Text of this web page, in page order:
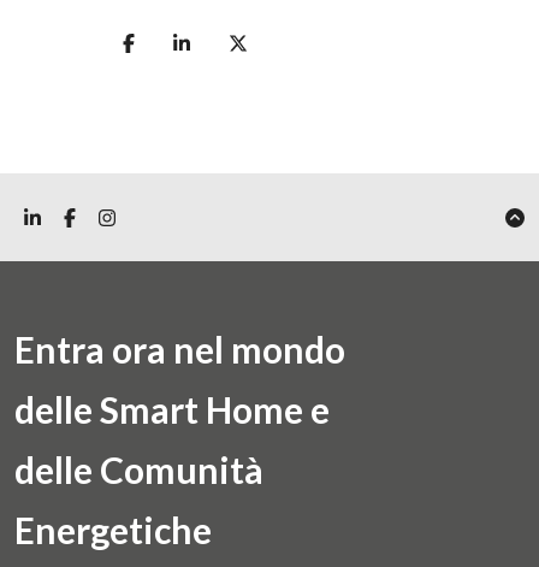
Entra ora nel mondo
delle Smart Home e
delle Comunità
Energetiche